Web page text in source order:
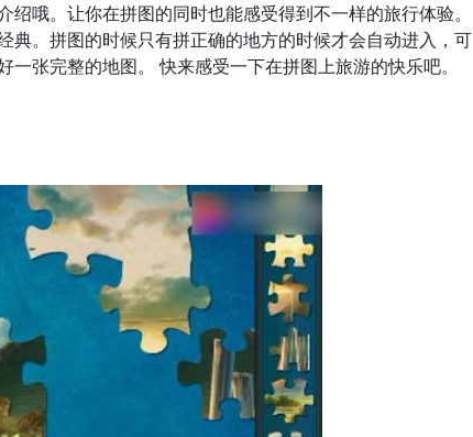
哦。让你在拼图的同时也能感受得到不一样的旅行体验。
典。拼图的时候只有拼正确的地方的时候才会自动进入，可
张完整的地图。 快来感受一下在拼图上旅游的快乐吧。